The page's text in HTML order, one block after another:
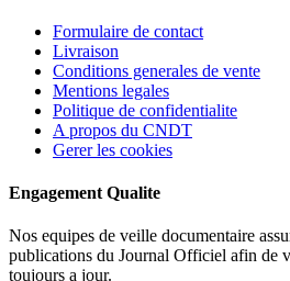
Formulaire de contact
Livraison
Conditions generales de vente
Mentions legales
Politique de confidentialite
A propos du CNDT
Gerer les cookies
Engagement Qualite
Nos equipes de veille documentaire
publications du Journal Officiel afin de
toujours a jour.